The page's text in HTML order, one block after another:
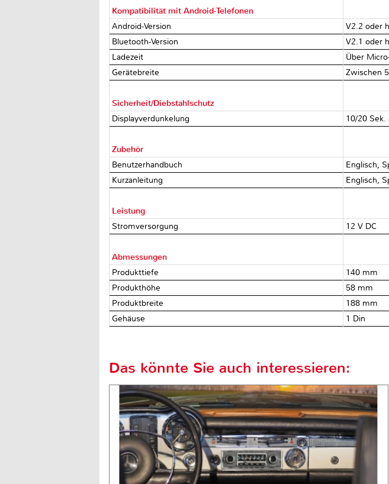
Kompatibilität mit Android-Telefonen
Android-Version
V2.2 oder
Bluetooth-Version
V2.1 oder
Ladezeit
Über
Gerätebreite
Zwischen
Sicherheit/Diebstahlschutz
Displayverdunkelung
10/20 Sek.
Zubehör
Benutzerhandbuch
Englisch,
Kurzanleitung
Englisch,
Leistung
Stromversorgung
12 V DC
Abmessungen
Produkttiefe
140 mm
Produkthöhe
58 mm
Produktbreite
188 mm
Gehäuse
1 Din
Das könnte Sie auch interessieren: